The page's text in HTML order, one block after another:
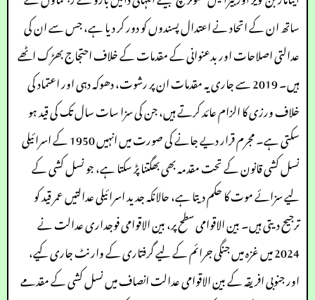
ساتھ ان کے اتحاد نے اعتدال پسندوں کو دور کر دیا ہے، جس سے ان کی
عدالتی اصلاحات اور بدعنوانی کے مقدمات کے خلاف احتجاج بھڑک اٹھے
ہیں۔ 2019 سے جاری یہ مقدمات ان پر رشوت، دھوکہ دہی اور اعتماد کی
خلاف ورزی کا الزام عائد کرتے ہیں، جن کی سزا سات سال تک کی قید ہو
سکتی ہے۔ مجرم قرار دیے جانے کی صورت میں انہیں 1950 کے اسرائیلی
نسل کشی قانون کے تحت مقدمہ بھی بھگتنا پڑ سکتا ہے، جو نسل کشی کے
لیے سزائے موت کا حکم دیتا ہے، حالانکہ جدید اسرائیلی عدالتیں عمر قید کو
ترجیح دیتی ہیں۔ بین الاقوامی سطح پر، بین الاقوامی فوجداری عدالت نے
2024 میں غزہ میں جنگی جرائم کے لیے گرفتاری کے وارنٹ جاری کیے،
اور جنوبی افریقہ کے بین الاقوامی عدالت انصاف میں نسل کشی کے مقدمے